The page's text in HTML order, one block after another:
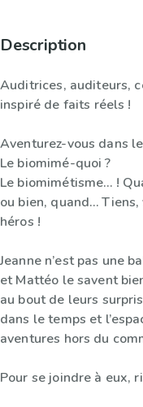
Description
Auditrices, auditeurs,
inspiré de faits réels !
Aventurez-vous dans
Le biomimé-quoi ?
Le biomimétisme… !
ou bien, quand…
héros !
Jeanne n’est pas une
et Mattéo le savent
au bout de leurs
dans le temps et
aventures hors du
Pour se joindre à eux,